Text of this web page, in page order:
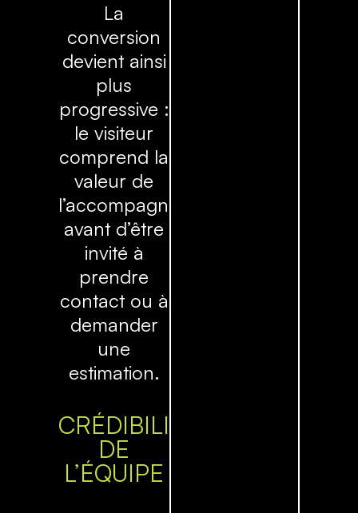
La
conversion
devient ainsi
plus
progressive :
le visiteur
comprend la
valeur de
l’accompagnement
avant d’être
invité à
prendre
contact ou à
demander
une
estimation.
CRÉDIBILITÉ
DE
L’ÉQUIPE